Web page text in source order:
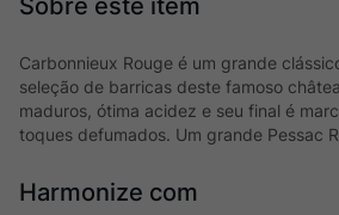
Carbonnieux Rouge é um grande
seleção de barricas deste famoso
maduros, ótima acidez e seu final é
toques defumados. Um grande Pessac
Harmonize com